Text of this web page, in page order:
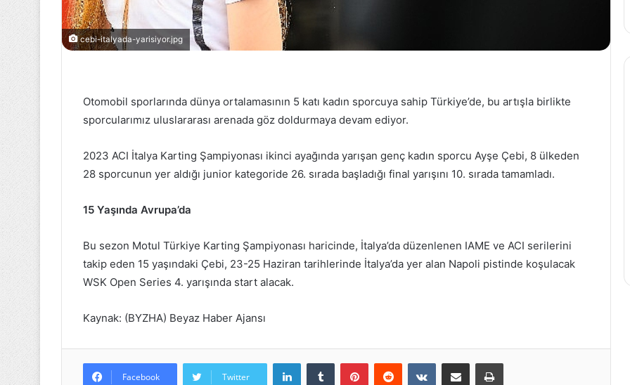
cebi-italyada-yarisiyor.jpg
Otomobil sporlarında dünya ortalamasının 5 katı kadın sporcuya sahip Türkiye’de, bu artışla birlikte
sporcularımız uluslararası arenada göz doldurmaya devam ediyor.
2023 ACI İtalya Karting Şampiyonası ikinci ayağında yarışan genç kadın sporcu Ayşe Çebi, 8 ülkeden
28 sporcunun yer aldığı junior kategoride 26. sırada başladığı final yarışını 10. sırada tamamladı.
15 Yaşında Avrupa’da
Bu sezon Motul Türkiye Karting Şampiyonası haricinde, İtalya’da düzenlenen IAME ve ACI serilerini
takip eden 15 yaşındaki Çebi, 23-25 Haziran tarihlerinde İtalya’da yer alan Napoli pistinde koşulacak
WSK Open Series 4. yarışında start alacak.
Kaynak: (BYZHA) Beyaz Haber Ajansı
Facebook Twitter
LinkedInTumblr PinterestReddit VKontakteE-Posta ile paylaş Yazdır
CAS'a
Av.Erdem
Egemen
AttıBaşarıya İmza Attı
Ekosistemi
Damga
Vurdu